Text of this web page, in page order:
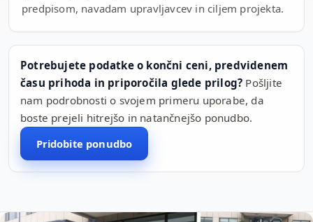
predpisom, navadam upravljavcev in ciljem projekta.
Potrebujete podatke o končni ceni, predvidenem
času prihoda in priporočila glede prilog? Pošljite
nam podrobnosti o svojem primeru uporabe, da
boste prejeli hitrejšo in natančnejšo ponudbo.
Pridobite ponudbo